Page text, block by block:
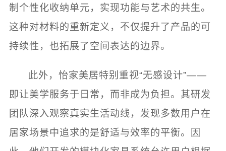
制个性化收纳单元，实现功能与艺术的共生。
这种对材料的重新定义，不仅提升了产品的可
持续性，也拓展了空间表达的边界。
此外，怡家美居特别重视“无感设计”——
即让美学服务于日常，而非成为负担。其研发
团队深入观察真实生活动线，发现多数用户在
居家场景中追求的是舒适与效率的平衡。因